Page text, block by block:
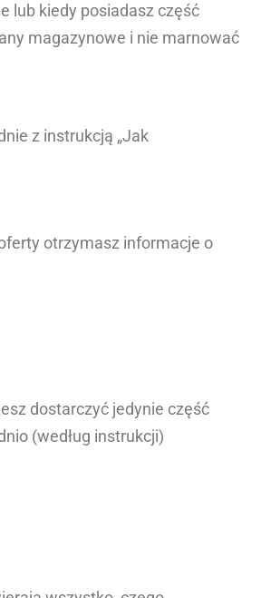
lub kiedy posiadasz część
magazynowe i nie marnować
z instrukcją „Jak
otrzymasz informacje o
dostarczyć jedynie część
(według instrukcji)